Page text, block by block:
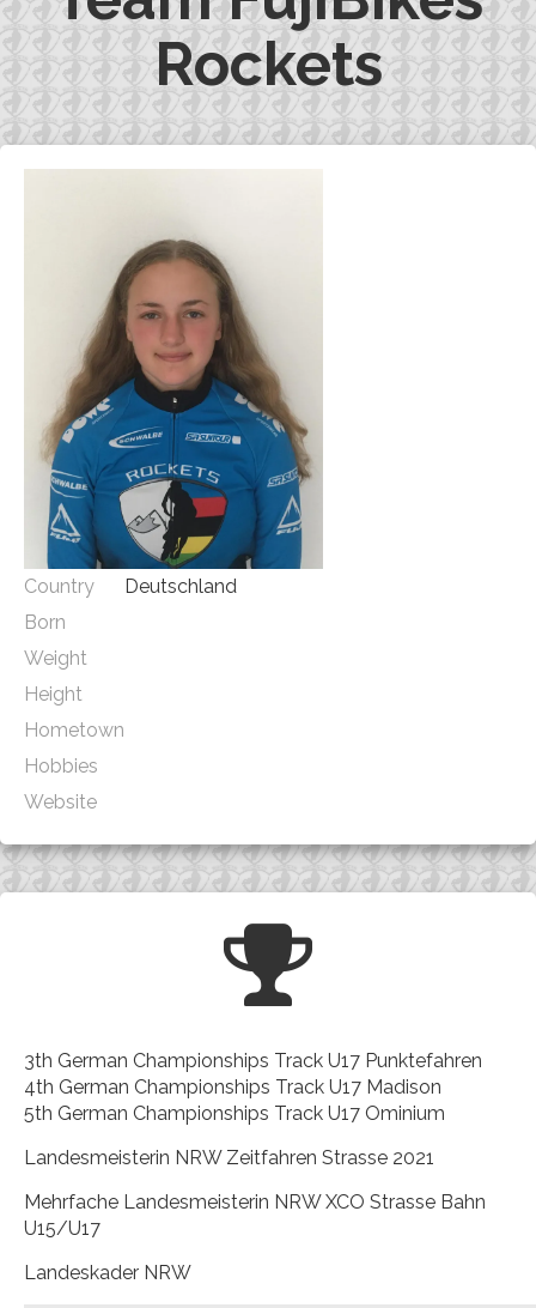
Rockets
Country
Deutschland
Born
Weight
Height
Hometown
Hobbies
Website
3th German Championships Track U17 Punktefahren
4th German Championships Track U17 Madison
5th German Championships Track U17 Ominium
Landesmeisterin NRW Zeitfahren Strasse 2021
Mehrfache Landesmeisterin NRW XCO Strasse Bahn
U15/U17
Landeskader NRW